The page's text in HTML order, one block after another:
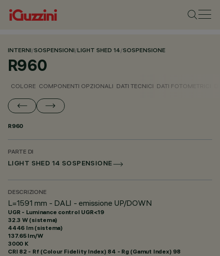
INTERNI/SOSPENSIONI/LIGHT SHED 14/SOSPENSIONE
R960
COLORE COMPONENTI OPZIONALI DATI TECNICI DATI FOTOMETRICI
R960
PARTE DI
LIGHT SHED 14 SOSPENSIONE
DESCRIZIONE
L=1591 mm - DALI - emissione UP/DOWN
UGR - Luminance control UGR<19
32.3 W (sistema)
4446 lm (sistema)
137.65 lm/W
3000 K
CRI 82 - Rf (Colour Fidelity Index) 84 - Rg (Gamut Index) 98